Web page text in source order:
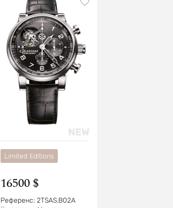
Limited Editions
16500 $
Референс: 2TSAS.B02A